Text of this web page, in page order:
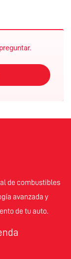
de combustibles
avanzada y
de tu auto.